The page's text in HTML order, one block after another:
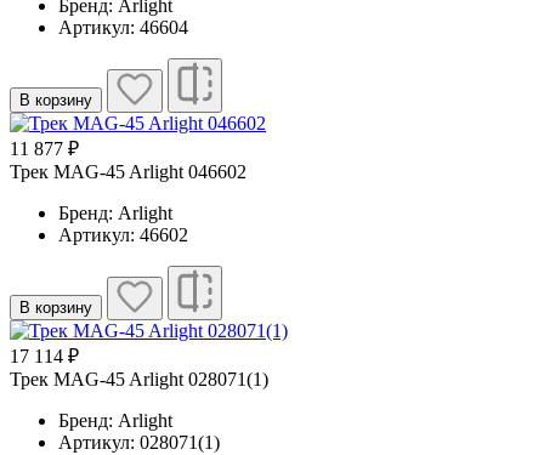
Бренд: Arlight
Артикул: 46604
В корзину
11 877 ₽
Трек MAG-45 Arlight 046602
Бренд: Arlight
Артикул: 46602
В корзину
17 114 ₽
Трек MAG-45 Arlight 028071(1)
Бренд: Arlight
Артикул: 028071(1)